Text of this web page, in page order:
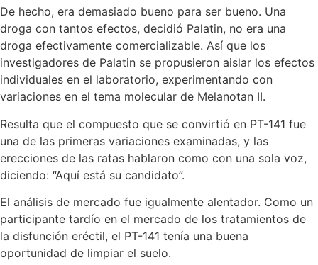
De hecho, era demasiado bueno para ser bueno. Una
droga con tantos efectos, decidió Palatin, no era una
droga efectivamente comercializable. Así que los
investigadores de Palatin se propusieron aislar los efectos
individuales en el laboratorio, experimentando con
variaciones en el tema molecular de Melanotan II.
Resulta que el compuesto que se convirtió en PT-141 fue
una de las primeras variaciones examinadas, y las
erecciones de las ratas hablaron como con una sola voz,
diciendo: “Aquí está su candidato”.
El análisis de mercado fue igualmente alentador. Como un
participante tardío en el mercado de los tratamientos de
la disfunción eréctil, el PT-141 tenía una buena
oportunidad de limpiar el suelo.